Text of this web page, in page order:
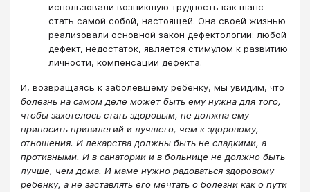
использовали возникшую трудность как шанс
стать самой собой, настоящей. Она своей жизнью
реализовали основной закон дефектологии: любой
дефект, недостаток, является стимулом к развитию
личности, компенсации дефекта.
И, возвращаясь к заболевшему ребенку, мы увидим, что
болезнь на самом деле может быть ему нужна для того,
чтобы захотелось стать здоровым, не должна ему
приносить привилегий и лучшего, чем к здоровому,
отношения. И лекарства должны быть не сладкими, а
противными. И в санатории и в больнице не должно быть
лучше, чем дома. И маме нужно радоваться здоровому
ребенку, а не заставлять его мечтать о болезни как о пути